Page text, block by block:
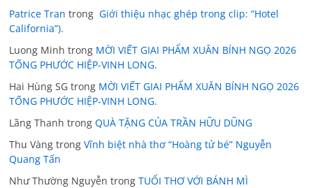
Patrice Tran trong Giới thiệu nhạc ghép trong clip: “Hotel
California”).
Luong Minh trong MỜI VIẾT GIAI PHẨM XUÂN BÍNH NGỌ 2026
TỐNG PHƯỚC HIỆP-VINH LONG.
Hai Hùng SG trong MỜI VIẾT GIAI PHẨM XUÂN BÍNH NGỌ 2026
TỐNG PHƯỚC HIỆP-VINH LONG.
Lãng Thanh trongQUÀ TẶNG CỦA TRẦN HỮU DŨNG
Thu Vàng trongVĩnh biệt nhà thơ “Hoàng tử bé” Nguyễn
Quang Tấn
Như Thường Nguyễn trongTUỔI THƠ VỚI BÁNH MÌ